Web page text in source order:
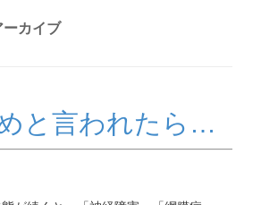
ツ
プ
ーカイブ
と言われたら…